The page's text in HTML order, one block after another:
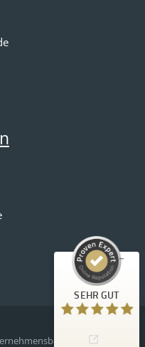
&
SEHR GUT
100
%
Empfehlungen auf
ProvenExpert.com
107
ProvenExpert.com
von
Quellen